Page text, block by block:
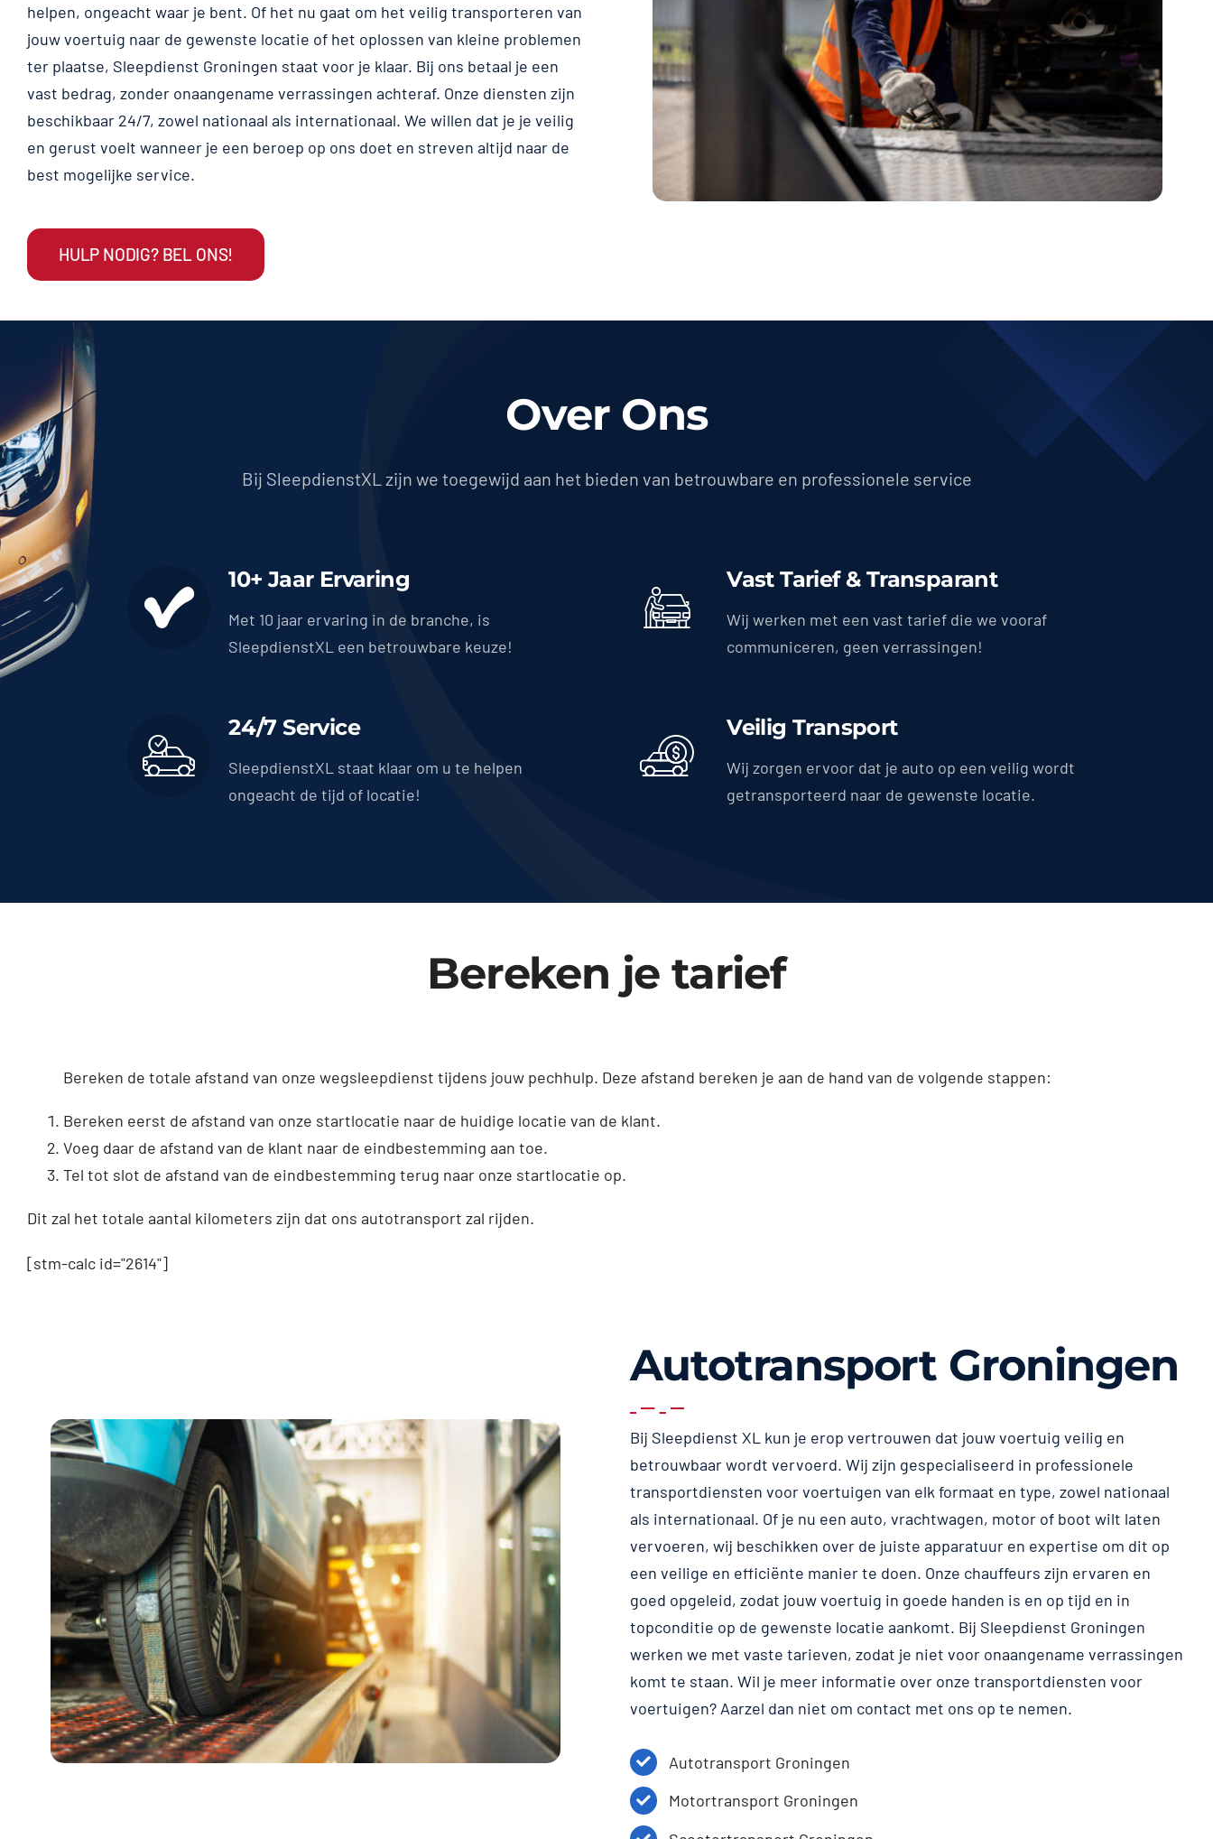
helpen, ongeacht waar je bent. Of het nu gaat om het veilig transporteren van
jouw voertuig naar de gewenste locatie of het oplossen van kleine problemen
ter plaatse, Sleepdienst Groningen staat voor je klaar. Bij ons betaal je een
vast bedrag, zonder onaangename verrassingen achteraf. Onze diensten zijn
beschikbaar 24/7, zowel nationaal als internationaal. We willen dat je je veilig
en gerust voelt wanneer je een beroep op ons doet en streven altijd naar de
best mogelijke service.
HULP NODIG? BEL ONS!
Over Ons
Bij SleepdienstXL zijn we toegewijd aan het bieden van betrouwbare en professionele service
10+ Jaar Ervaring
Met 10 jaar ervaring in de branche, is
SleepdienstXL een betrouwbare keuze!
24/7 Service
SleepdienstXL staat klaar om u te helpen
ongeacht de tijd of locatie!
Vast Tarief & Transparant
Wij werken met een vast tarief die we vooraf
communiceren, geen verrassingen!
Veilig Transport
Wij zorgen ervoor dat je auto op een veilig wordt
getransporteerd naar de gewenste locatie.
Bereken je tarief
Bereken de totale afstand van onze wegsleepdienst tijdens jouw pechhulp. Deze afstand bereken je aan de hand van de volgende stappen:
Bereken eerst de afstand van onze startlocatie naar de huidige locatie van de klant.
Voeg daar de afstand van de klant naar de eindbestemming aan toe.
Tel tot slot de afstand van de eindbestemming terug naar onze startlocatie op.
Dit zal het totale aantal kilometers zijn dat ons autotransport zal rijden.
[stm-calc id="2614"]
Autotransport Groningen
Bij Sleepdienst XL kun je erop vertrouwen dat jouw voertuig veilig en
betrouwbaar wordt vervoerd. Wij zijn gespecialiseerd in professionele
transportdiensten voor voertuigen van elk formaat en type, zowel nationaal
als internationaal. Of je nu een auto, vrachtwagen, motor of boot wilt laten
vervoeren, wij beschikken over de juiste apparatuur en expertise om dit op
een veilige en efficiënte manier te doen. Onze chauffeurs zijn ervaren en
goed opgeleid, zodat jouw voertuig in goede handen is en op tijd en in
topconditie op de gewenste locatie aankomt. Bij Sleepdienst Groningen
werken we met vaste tarieven, zodat je niet voor onaangename verrassingen
komt te staan. Wil je meer informatie over onze transportdiensten voor
voertuigen? Aarzel dan niet om contact met ons op te nemen.
Autotransport Groningen
Motortransport Groningen